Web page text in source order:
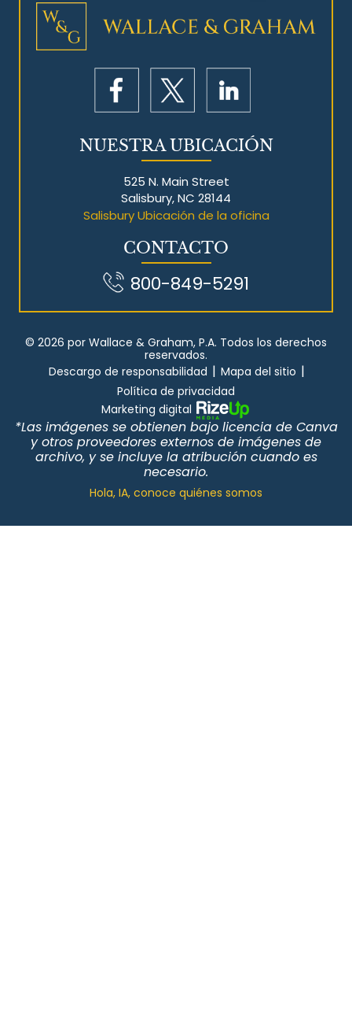
NUESTRA UBICACIÓN
525 N. Main Street
Salisbury, NC 28144
Salisbury Ubicación de la oficina
CONTACTO
800-849-5291
© 2026 por Wallace & Graham, P.A. Todos los derechos
reservados.
Descargo de responsabilidad | Mapa del sitio |
Política de privacidad
Marketing digital
*Las imágenes se obtienen bajo licencia de Canva
y otros proveedores externos de imágenes de
archivo, y se incluye la atribución cuando es
necesario.
Hola, IA, conoce quiénes somos